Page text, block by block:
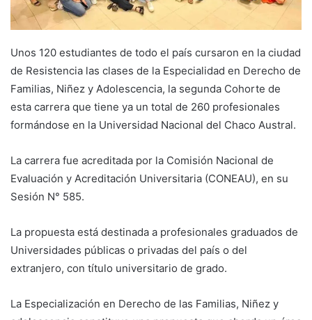
Unos 120 estudiantes de todo el país cursaron en la ciudad
de Resistencia las clases de la Especialidad en Derecho de
Familias, Niñez y Adolescencia, la segunda Cohorte de
esta carrera que tiene ya un total de 260 profesionales
formándose en la Universidad Nacional del Chaco Austral.
La carrera fue acreditada por la Comisión Nacional de
Evaluación y Acreditación Universitaria (CONEAU), en su
Sesión N° 585.
La propuesta está destinada a profesionales graduados de
Universidades públicas o privadas del país o del
extranjero, con título universitario de grado.
La Especialización en Derecho de las Familias, Niñez y